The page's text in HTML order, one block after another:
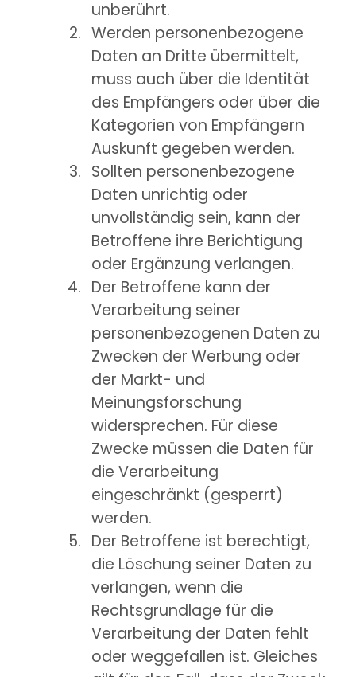
unberührt.
Werden personenbezogene
Daten an Dritte übermittelt,
muss auch über die Identität
des Empfängers oder über die
Kategorien von Empfängern
Auskunft gegeben werden.
Sollten personenbezogene
Daten unrichtig oder
unvollständig sein, kann der
Betroffene ihre Berichtigung
oder Ergänzung verlangen.
Der Betroffene kann der
Verarbeitung seiner
personenbezogenen Daten zu
Zwecken der Werbung oder
der Markt- und
Meinungsforschung
widersprechen. Für diese
Zwecke müssen die Daten für
die Verarbeitung
eingeschränkt (gesperrt)
werden.
Der Betroffene ist berechtigt,
die Löschung seiner Daten zu
verlangen, wenn die
Rechtsgrundlage für die
Verarbeitung der Daten fehlt
oder weggefallen ist. Gleiches